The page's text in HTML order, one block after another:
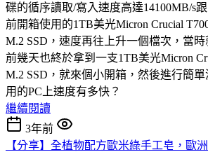
碟的循序讀取/寫入速度高達14100MB/s
前開箱使用的1TB美光Micron Crucial
M.2 SSD，速度再往上升一個檔次，當
前幾天也終於拿到一支1TB美光Micron
M.2 SSD，就來個小開箱，然後進行簡
用的PC上速度有多快？
繼續閱讀
3年前
【分享】全植物配方歐米綠手工皂，歐